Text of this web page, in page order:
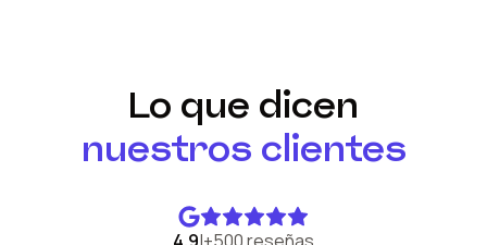
Lo que dicen
nuestros clientes